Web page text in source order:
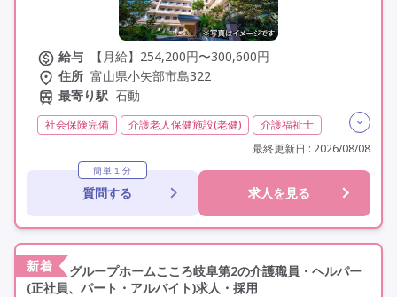
給与
【月給】254,200円〜300,600円
住所 富山県小矢部市島322
最寄り駅 石動
社会保険完備 介護老人保健施設(老健)
介護福祉士
初任者研修(ヘルパー2級)
残業月20時間以内 残業ほぼなし
常勤
交通費支給
学歴不問 車通勤可
最終更新日 : 2026/08/08
簡単１分
質問する 求人を見る
新着
グループホームこころ岐阜第2の介護職員・ヘルパー
(正社員、パート・アルバイト)求人・採用